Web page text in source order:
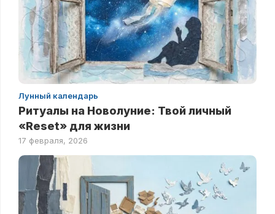
Лунный календарь
Ритуалы на Новолуние: Твой личный
«Reset» для жизни
17 февраля, 2026